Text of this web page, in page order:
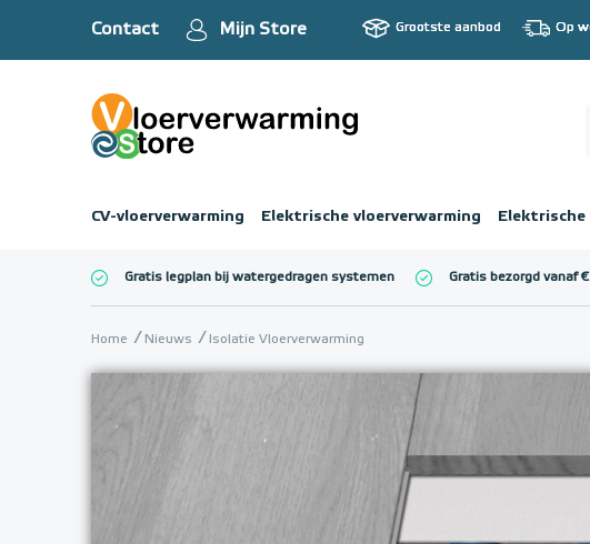
Contact Mijn Store Grootste aanbod Op
CV-vloerverwarming Elektrische vloerverwarming Elektrische
Gratis legplan bij watergedragen systemen Gratis bezorgd vanaf
Home Nieuws Isolatie Vloerverwarming